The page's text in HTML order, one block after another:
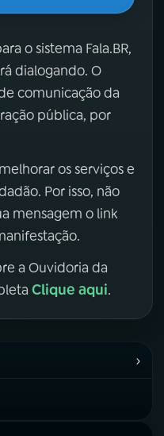
o sistema Fala.BR,
dialogando. O
comunicação da
pública, por
os serviços e
Por isso, não
mensagem o link
a Ouvidoria da
Clique aqui.
›